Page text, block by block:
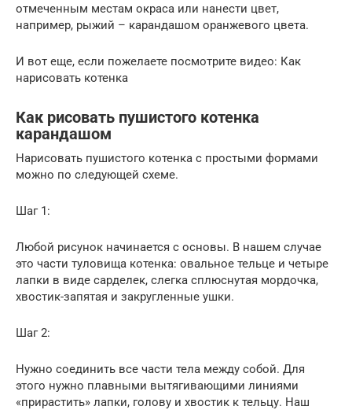
отмеченным местам окраса или нанести цвет,
например, рыжий – карандашом оранжевого цвета.
И вот еще, если пожелаете посмотрите видео: Как
нарисовать котенка
Как рисовать пушистого котенка
карандашом
Нарисовать пушистого котенка с простыми формами
можно по следующей схеме.
Шаг 1:
Любой рисунок начинается с основы. В нашем случае
это части туловища котенка: овальное тельце и четыре
лапки в виде сарделек, слегка сплюснутая мордочка,
хвостик-запятая и закругленные ушки.
Шаг 2:
Нужно соединить все части тела между собой. Для
этого нужно плавными вытягивающими линиями
«прирастить» лапки, голову и хвостик к тельцу. Наш